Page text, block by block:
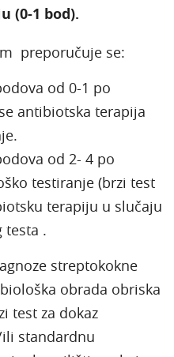
(0-1 bod).
preporučuje se:
od 0-1 po
antibiotska terapija
od 2- 4 po
testiranje (brzi test
terapiju u slučaju
testa .
streptokokne
obrada obriska
test za dokaz
standardnu